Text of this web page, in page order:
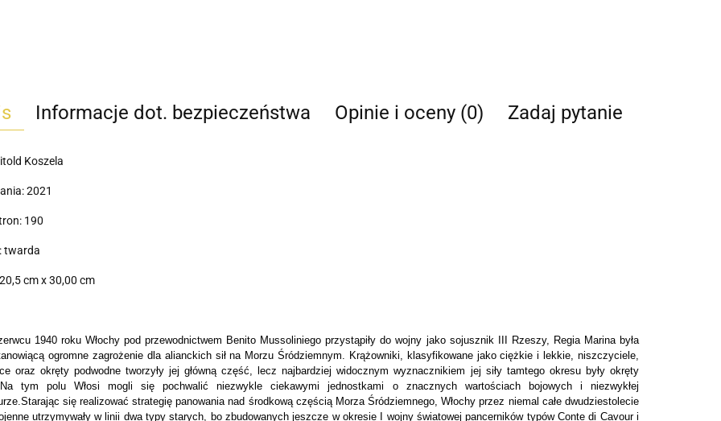
Informacje dot. bezpieczeństwa Opinie i oceny (0) Zadaj pytanie
Koszela
2021
190
twarda
cm x 30,00 cm
1940 roku Włochy pod przewodnictwem Benito Mussoliniego przystąpiły do wojny jako sojusznik III Rzeszy, Regia Marina była
ogromne zagrożenie dla alianckich sił na Morzu Śródziemnym. Krążowniki, klasyfikowane jako ciężkie i lekkie, niszczyciele,
oraz okręty podwodne tworzyły jej główną część, lecz najbardziej widocznym wyznacznikiem jej siły tamtego okresu były okręty
tym polu Włosi mogli się pochwalić niezwykle ciekawymi jednostkami o znacznych wartościach bojowych i niezwykłej
Starając się realizować strategię panowania nad środkową częścią Morza Śródziemnego, Włochy przez niemal całe dwudziestolecie
utrzymywały w linii dwa typy starych, bo zbudowanych jeszcze w okresie I wojny światowej pancerników typów Conte di Cavour i